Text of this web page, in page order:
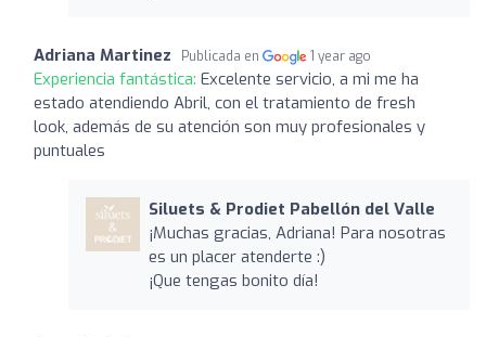
Adriana Martinez Publicada en 1 year ago
Experiencia fantástica: Excelente servicio, a mi me ha
estado atendiendo Abril, con el tratamiento de fresh
look, además de su atención son muy profesionales y
puntuales
Siluets & Prodiet Pabellón del Valle
¡Muchas gracias, Adriana! Para nosotras
es un placer atenderte :)
¡Que tengas bonito día!